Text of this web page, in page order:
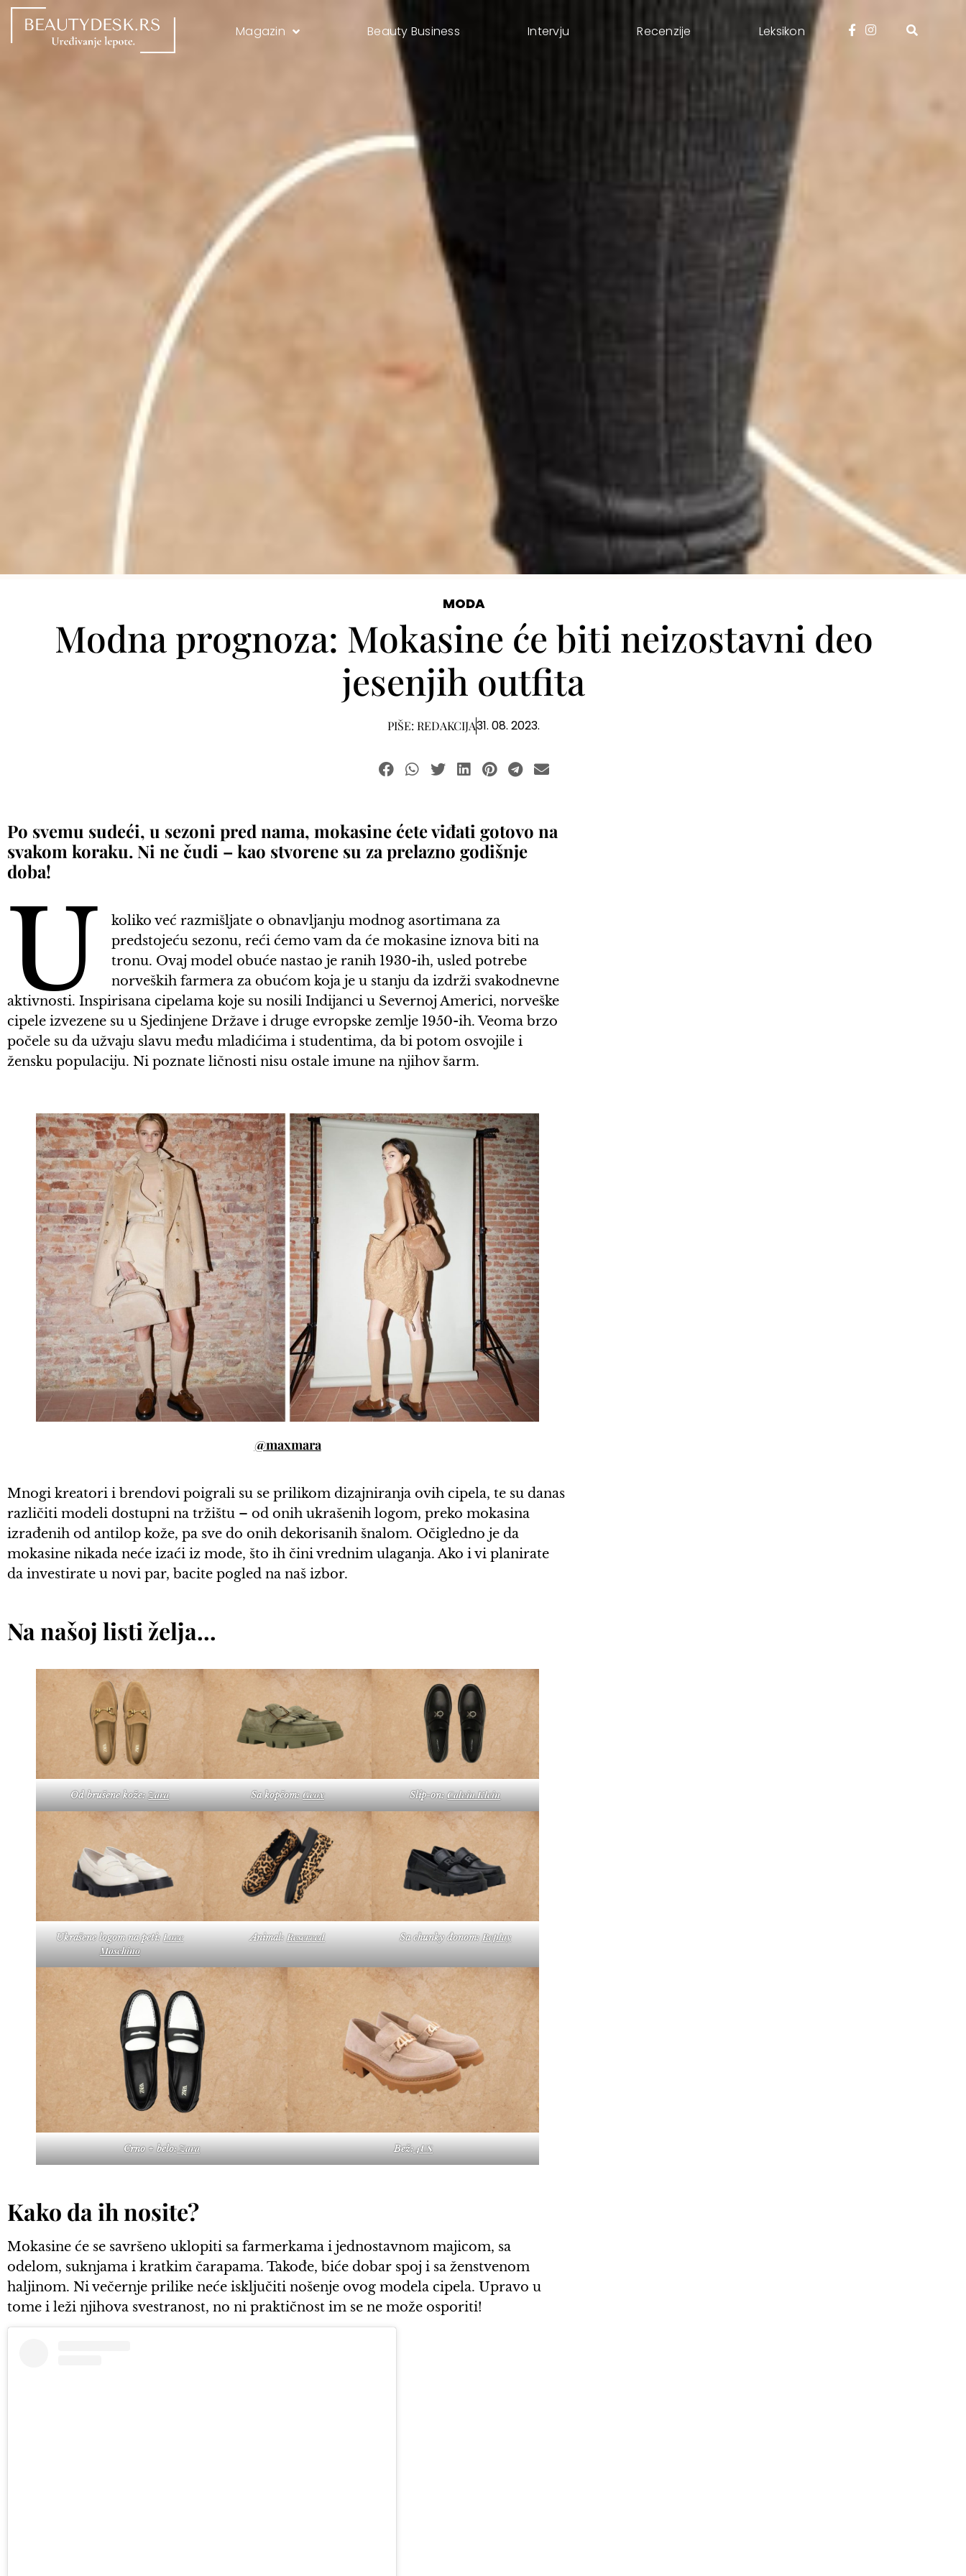
Magazin Beauty Business Intervju Recenzije Leksikon
MODA
Modna prognoza: Mokasine će biti neizostavni deo
jesenjih outfita
PIŠE: REDAKCIJA31. 08. 2023.
Po svemu sudeći, u sezoni pred nama, mokasine ćete viđati gotovo na
svakom koraku. Ni ne čudi – kao stvorene su za prelazno godišnje
doba!
U
koliko već razmišljate o obnavljanju modnog asortimana za
predstojeću sezonu, reći ćemo vam da će mokasine iznova biti na
tronu. Ovaj model obuće nastao je ranih 1930-ih, usled potrebe
norveških farmera za obućom koja je u stanju da izdrži svakodnevne
aktivnosti. Inspirisana cipelama koje su nosili Indijanci u Severnoj Americi, norveške
cipele izvezene su u Sjedinjene Države i druge evropske zemlje 1950-ih. Veoma brzo
počele su da užvaju slavu među mladićima i studentima, da bi potom osvojile i
žensku populaciju. Ni poznate ličnosti nisu ostale imune na njihov šarm.
@maxmara
Mnogi kreatori i brendovi poigrali su se prilikom dizajniranja ovih cipela, te su danas
različiti modeli dostupni na tržištu – od onih ukrašenih logom, preko mokasina
izrađenih od antilop kože, pa sve do onih dekorisanih šnalom. Očigledno je da
mokasine nikada neće izaći iz mode, što ih čini vrednim ulaganja. Ako i vi planirate
da investirate u novi par, bacite pogled na naš izbor.
Na našoj listi želja…
Od brušene kože: Zara Sa kopčom: Geox Slip-on: Calvin Klein
Ukrašene logom na peti: Love
Moschino
Animal: Reserved Sa chunky đonom:Replay
Crno + belo:Zara Bež:4US
Kako da ih nosite?
Mokasine će se savršeno uklopiti sa farmerkama i jednostavnom majicom, sa
odelom, suknjama i kratkim čarapama. Takođe, biće dobar spoj i sa ženstvenom
haljinom. Ni večernje prilike neće isključiti nošenje ovog modela cipela. Upravo u
tome i leži njihova svestranost, no ni praktičnost im se ne može osporiti!